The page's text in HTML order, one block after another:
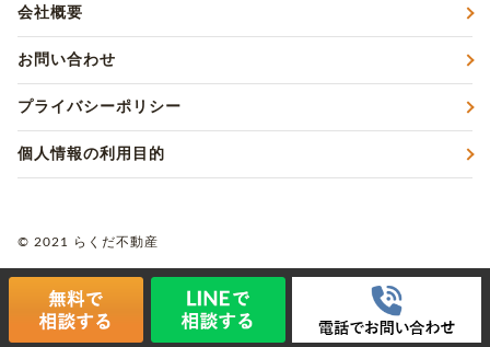
会社概要
お問い合わせ
プライバシーポリシー
個人情報の利用目的
© 2021 らくだ不動産